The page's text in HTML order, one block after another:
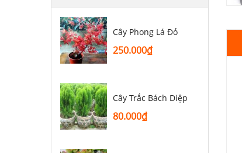
Cây Phong Lá Đỏ
250.000₫
Cây Trắc Bách Diệp
80.000₫